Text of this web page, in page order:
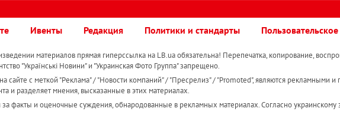
Ивенты Редакция Политики и стандарты
материалов прямая гиперссылка на LB.ua обязательна! Перепечатка, копирование,
"Українськi Новини" и "Украинская Фото Группа" запрещено.
сайте с меткой "Реклама" / "Новости компаний" / "Пресрелиз" / "Promoted", являются рекламными и
и разделяет мнения, высказанные в этих материалах.
за факты и оценочные суждения, обнародованные в рекламных материалах. Согласно украинскому